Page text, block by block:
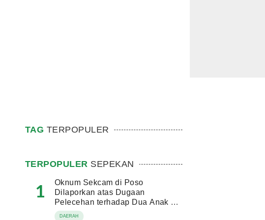
TAG TERPOPULER
TERPOPULER SEPEKAN
1
Oknum Sekcam di Poso
Dilaporkan atas Dugaan
Pelecehan terhadap Dua Anak di
Bawah Umur
DAERAH